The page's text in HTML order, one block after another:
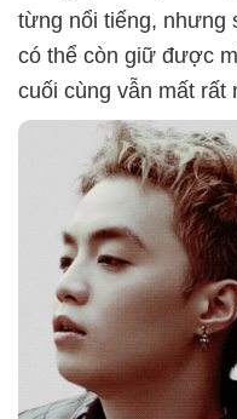
từng nổi tiếng, nhưng
có thể còn giữ được
cuối cùng vẫn mất rất